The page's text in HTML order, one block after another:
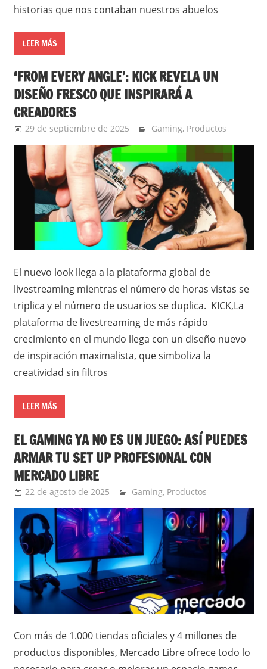
historias que nos contaban nuestros abuelos
LEER MÁS
‘FROM EVERY ANGLE’: KICK REVELA UN
DISEÑO FRESCO QUE INSPIRARÁ A
CREADORES
29 de septiembre de 2025 Ernesto Herrera
Gaming, Productos
El nuevo look llega a la plataforma global de
livestreaming mientras el número de horas vistas se
triplica y el número de usuarios se duplica. KICK,La
plataforma de livestreaming de más rápido
crecimiento en el mundo llega con un diseño nuevo
de inspiración maximalista, que simboliza la
creatividad sin filtros
LEER MÁS
EL GAMING YA NO ES UN JUEGO: ASÍ PUEDES
ARMAR TU SET UP PROFESIONAL CON
MERCADO LIBRE
22 de agosto de 2025 Ernesto Herrera
Gaming, Productos
Con más de 1.000 tiendas oficiales y 4 millones de
productos disponibles, Mercado Libre ofrece todo lo